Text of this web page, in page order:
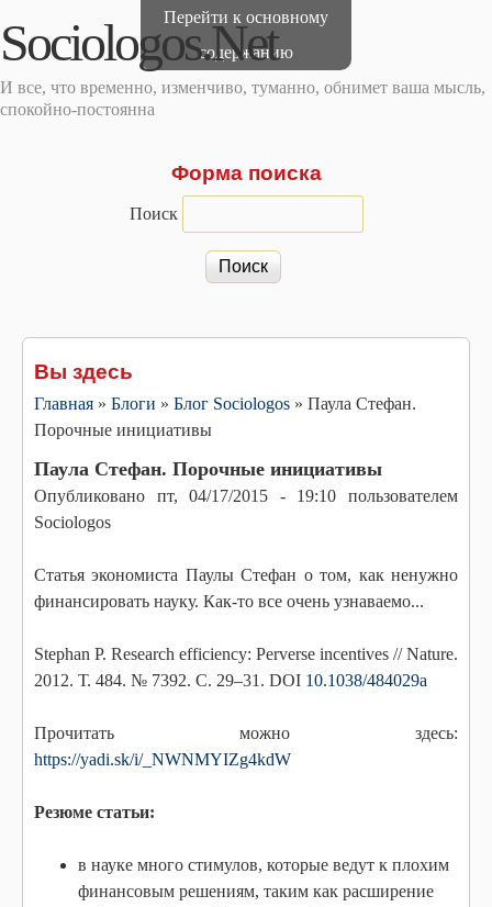
Перейти к основному
содержанию
Sociologos.Net
И все, что временно, изменчиво, туманно, обнимет ваша мысль,
спокойно-постоянна
Форма поиска
Поиск
Вы здесь
Главная » Блоги » Блог Sociologos » Паула Стефан.
Порочные инициативы
Паула Стефан. Порочные инициативы
Опубликовано пт, 04/17/2015 - 19:10 пользователем
Sociologos
Статья экономиста Паулы Стефан о том, как ненужно
финансировать науку. Как-то все очень узнаваемо...
Stephan P. Research efficiency: Perverse incentives // Nature.
2012. Т. 484. № 7392. С. 29–31. DOI 10.1038/484029a
Прочитать можно здесь:
https://yadi.sk/i/_NWNMYIZg4kdW
Резюме статьи:
в науке много стимулов, которые ведут к плохим
финансовым решениям, таким как расширение